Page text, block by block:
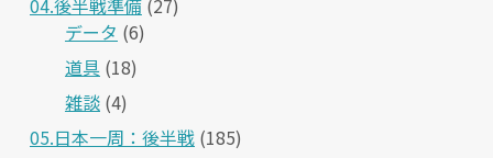
04.後半戦準備 (27)
データ (6)
道具 (18)
雑談 (4)
05.日本一周：後半戦 (185)